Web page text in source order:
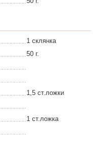
1 склянка
50 г.
1,5 ст.ложки
1 ст.ложка